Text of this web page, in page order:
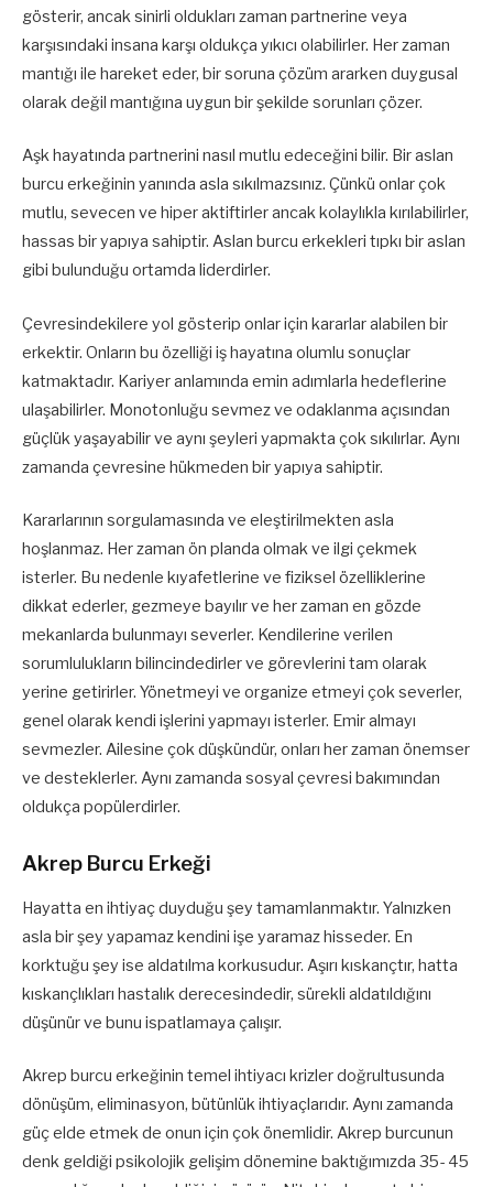
gösterir, ancak sinirli oldukları zaman partnerine veya
karşısındaki insana karşı oldukça yıkıcı olabilirler. Her zaman
mantığı ile hareket eder, bir soruna çözüm ararken duygusal
olarak değil mantığına uygun bir şekilde sorunları çözer.
Aşk hayatında partnerini nasıl mutlu edeceğini bilir. Bir aslan
burcu erkeğinin yanında asla sıkılmazsınız. Çünkü onlar çok
mutlu, sevecen ve hiper aktiftirler ancak kolaylıkla kırılabilirler,
hassas bir yapıya sahiptir. Aslan burcu erkekleri tıpkı bir aslan
gibi bulunduğu ortamda liderdirler.
Çevresindekilere yol gösterip onlar için kararlar alabilen bir
erkektir. Onların bu özelliği iş hayatına olumlu sonuçlar
katmaktadır. Kariyer anlamında emin adımlarla hedeflerine
ulaşabilirler. Monotonluğu sevmez ve odaklanma açısından
güçlük yaşayabilir ve aynı şeyleri yapmakta çok sıkılırlar. Aynı
zamanda çevresine hükmeden bir yapıya sahiptir.
Kararlarının sorgulamasında ve eleştirilmekten asla
hoşlanmaz. Her zaman ön planda olmak ve ilgi çekmek
isterler. Bu nedenle kıyafetlerine ve fiziksel özelliklerine
dikkat ederler, gezmeye bayılır ve her zaman en gözde
mekanlarda bulunmayı severler. Kendilerine verilen
sorumlulukların bilincindedirler ve görevlerini tam olarak
yerine getirirler. Yönetmeyi ve organize etmeyi çok severler,
genel olarak kendi işlerini yapmayı isterler. Emir almayı
sevmezler. Ailesine çok düşkündür, onları her zaman önemser
ve desteklerler. Aynı zamanda sosyal çevresi bakımından
oldukça popülerdirler.
Akrep Burcu Erkeği
Hayatta en ihtiyaç duyduğu şey tamamlanmaktır. Yalnızken
asla bir şey yapamaz kendini işe yaramaz hisseder. En
korktuğu şey ise aldatılma korkusudur. Aşırı kıskançtır, hatta
kıskançlıkları hastalık derecesindedir, sürekli aldatıldığını
düşünür ve bunu ispatlamaya çalışır.
Akrep burcu erkeğinin temel ihtiyacı krizler doğrultusunda
dönüşüm, eliminasyon, bütünlük ihtiyaçlarıdır. Aynı zamanda
güç elde etmek de onun için çok önemlidir. Akrep burcunun
denk geldiği psikolojik gelişim dönemine baktığımızda 35- 45